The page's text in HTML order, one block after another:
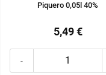
Piquero 0,05l 40%
5,49 €
-